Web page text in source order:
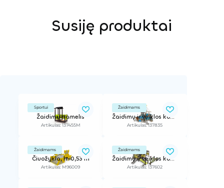
Susiję produktai
Sportui
Žaidimų namelis
Artikulas: 137455M
Žaidimams
Žaidimų ir veiklos kompleksas
Artikulas: 137835
Žaidimams
Čiuožykla, h-0,53 m
Artikulas: M96009
Žaidimams
Žaidimų ir veiklos kompleksas
Artikulas: 137602